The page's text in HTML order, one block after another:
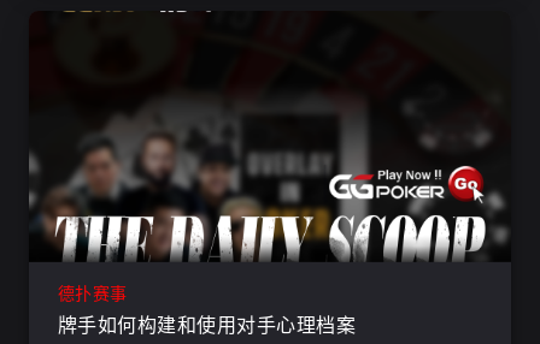
德扑赛事
牌手如何构建和使用对手心理档案